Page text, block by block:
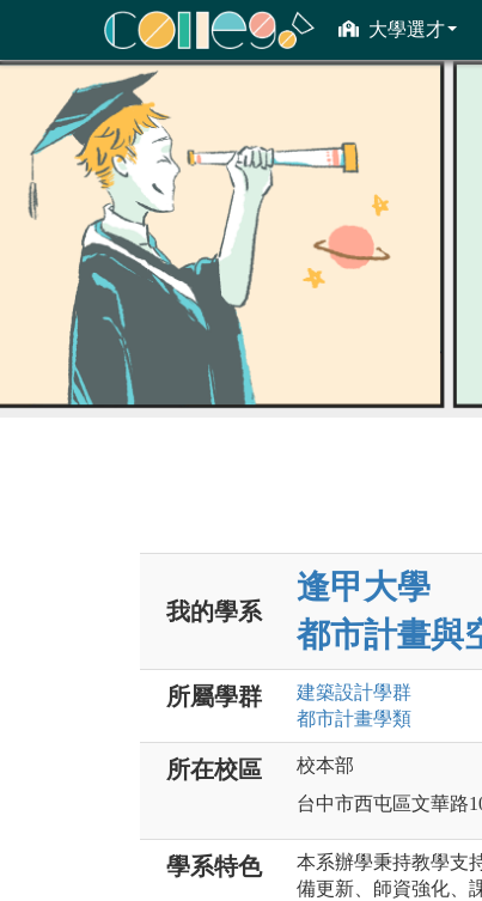
大學選才
ColleGo! 大學選才與高中育才輔助系統
我的學系
逢甲大學
都市計畫與
所屬學群 建築設計學群
都市計畫學類
所在校區
校本部
台中市西屯區文華路
學系特色
本系辦學秉持教學支
備更新、師資強化、